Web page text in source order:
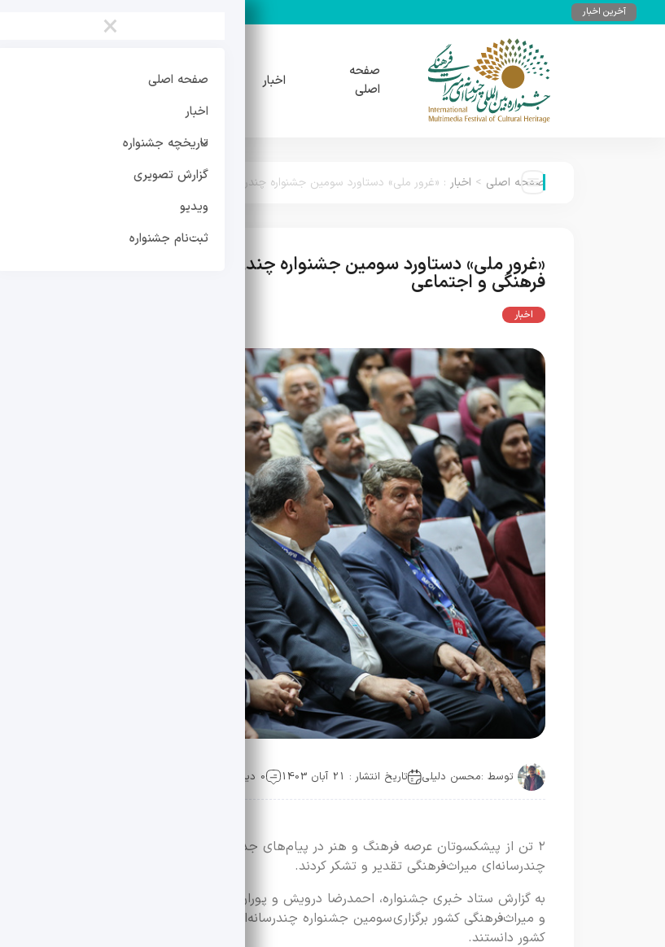
آخرین اخبار مهدی فرجی دبیر چهارمین جشنواره
صفحه
اصلی
اخبار
تاریخچه
×
صفحه اصلی
اخبار
تاریخچه جشنواره
گزارش تصویری
ویدیو
ثبت‌نام جشنواره
صفحه اصلی > اخبار : «غرور ملی» دستاورد سومین جشنواره چندرسانه‌ای میراث‌فرهنگی بود/ نیاز جدی فرهنگی و
«غرور ملی» دستاورد سومین جشنواره چندرسانه‌ای میراث‌فرهنگی بود/ نیاز
فرهنگی و اجتماعی
اخبار
توسط :محسن دلیلی تاریخ انتشار : 21 آبان 1403 0 دیدگاه
۲ تن از پیشکسوتان عرصه فرهنگ و هنر در پیام‌های جداگانه‌ای از عوامل برگزاری باشکوه سومین
چندرسانه‌ای میراث‌فرهنگی تقدیر و تشکر کردند.
به گزارش ستاد خبری جشنواره، احمدرضا درویش و پوران درخشنده با ارسال پیام‌ی به علی دارابی
و میراث‌فرهنگی کشور برگزاری سومین جشنواره چندرسانه‌ای میراث‌فرهنگی را غرورآفرین و نیاز فرهنگی
کشور دانستند.